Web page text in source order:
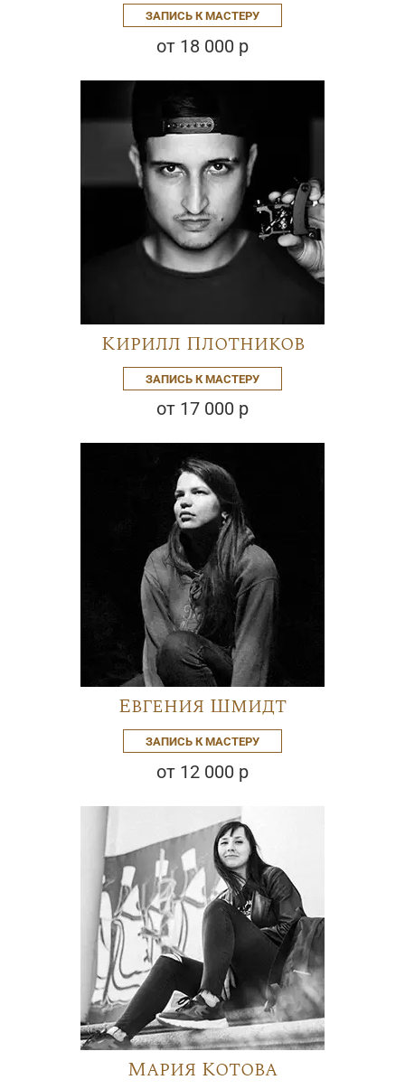
ЗАПИСЬ К МАСТЕРУ
от 18 000 р
Кирилл Плотников
ЗАПИСЬ К МАСТЕРУ
от 17 000 р
Евгения Шмидт
ЗАПИСЬ К МАСТЕРУ
от 12 000 р
Мария Котова